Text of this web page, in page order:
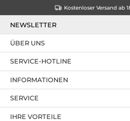
Kostenloser Versand ab
NEWSLETTER
SERVICE-HOTLINE
IHRE VORTEILE
ÜBER UNS
INFORMATIONEN
SERVICE